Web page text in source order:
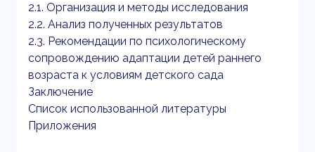
2.1. Организация и методы исследования
2.2. Анализ полученных результатов
2.3. Рекомендации по психологическому
сопровождению адаптации детей раннего
возраста к условиям детского сада
Заключение
Список использованной литературы
Приложения